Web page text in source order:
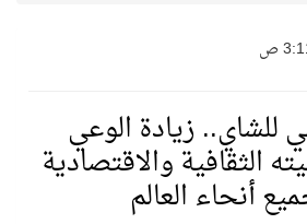
للشاي.. زيادة الوعي
الثقافية والاقتصادية
أنحاء العالم